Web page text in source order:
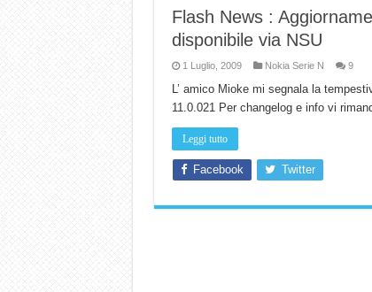
NON Crederai a
Cecotec Millor,
Chi l’ha detto che gli
BENKS
Flash News :
disponibile via NSU
1 Luglio, 2009 Nokia Serie N 9
L’ amico Mioke mi segnala la
11.0.021 Per changelog e info vi
Leggi tutto
Facebook Twitter